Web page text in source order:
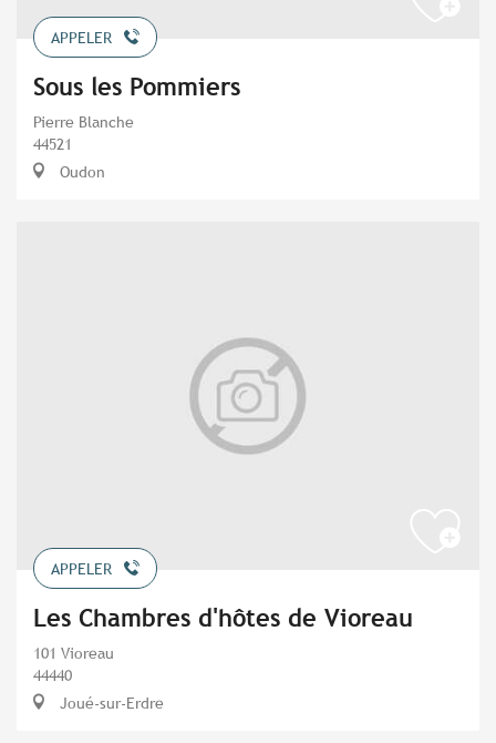
APPELER
Sous les Pommiers
Pierre Blanche
44521
Oudon
APPELER
Les Chambres d'hôtes de Vioreau
101 Vioreau
44440
Joué-sur-Erdre